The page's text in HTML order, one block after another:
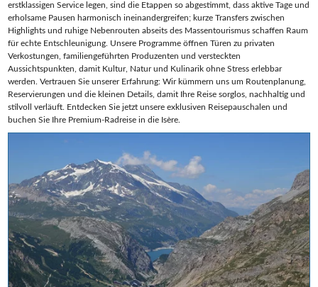
erstklassigen Service legen, sind die Etappen so abgestimmt, dass aktive Tage und
erholsame Pausen harmonisch ineinandergreifen; kurze Transfers zwischen
Highlights und ruhige Nebenrouten abseits des Massentourismus schaffen Raum
für echte Entschleunigung. Unsere Programme öffnen Türen zu privaten
Verkostungen, familiengeführten Produzenten und versteckten
Aussichtspunkten, damit Kultur, Natur und Kulinarik ohne Stress erlebbar
werden. Vertrauen Sie unserer Erfahrung: Wir kümmern uns um Routenplanung,
Reservierungen und die kleinen Details, damit Ihre Reise sorglos, nachhaltig und
stilvoll verläuft. Entdecken Sie jetzt unsere exklusiven Reisepauschalen und
buchen Sie Ihre Premium‑Radreise in die Isère.